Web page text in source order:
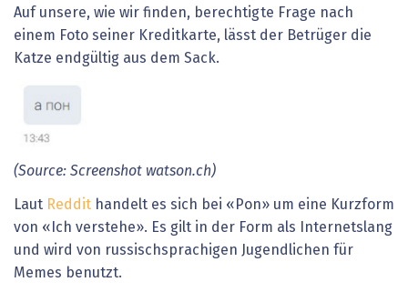
Auf unsere, wie wir finden, berechtigte Frage nach
einem Foto seiner Kreditkarte, lässt der Betrüger die
Katze endgültig aus dem Sack.
(Source: Screenshot watson.ch)
Laut Reddit handelt es sich bei «Pon» um eine Kurzform
von «Ich verstehe». Es gilt in der Form als Internetslang
und wird von russischsprachigen Jugendlichen für
Memes benutzt.